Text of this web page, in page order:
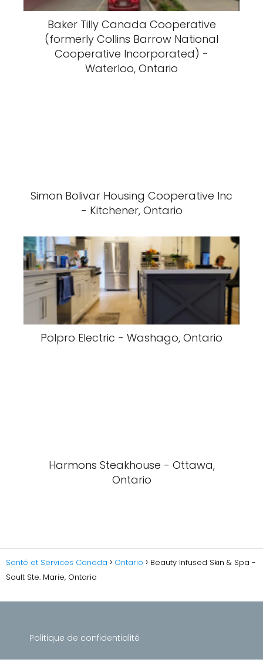
Baker Tilly Canada Cooperative
(formerly Collins Barrow National
Cooperative Incorporated) -
Waterloo, Ontario
Simon Bolivar Housing Cooperative Inc
- Kitchener, Ontario
Polpro Electric - Washago, Ontario
Harmons Steakhouse - Ottawa,
Ontario
Santé et Services Canada Ontario
Beauty Infused Skin & Spa -
Sault Ste. Marie, Ontario
Politique de confidentialité